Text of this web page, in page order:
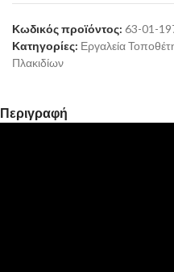
Κωδικός προϊόντος: 63-01-
Κατηγορίες: Εργαλεία
Πλακιδίων
Περιγραφή